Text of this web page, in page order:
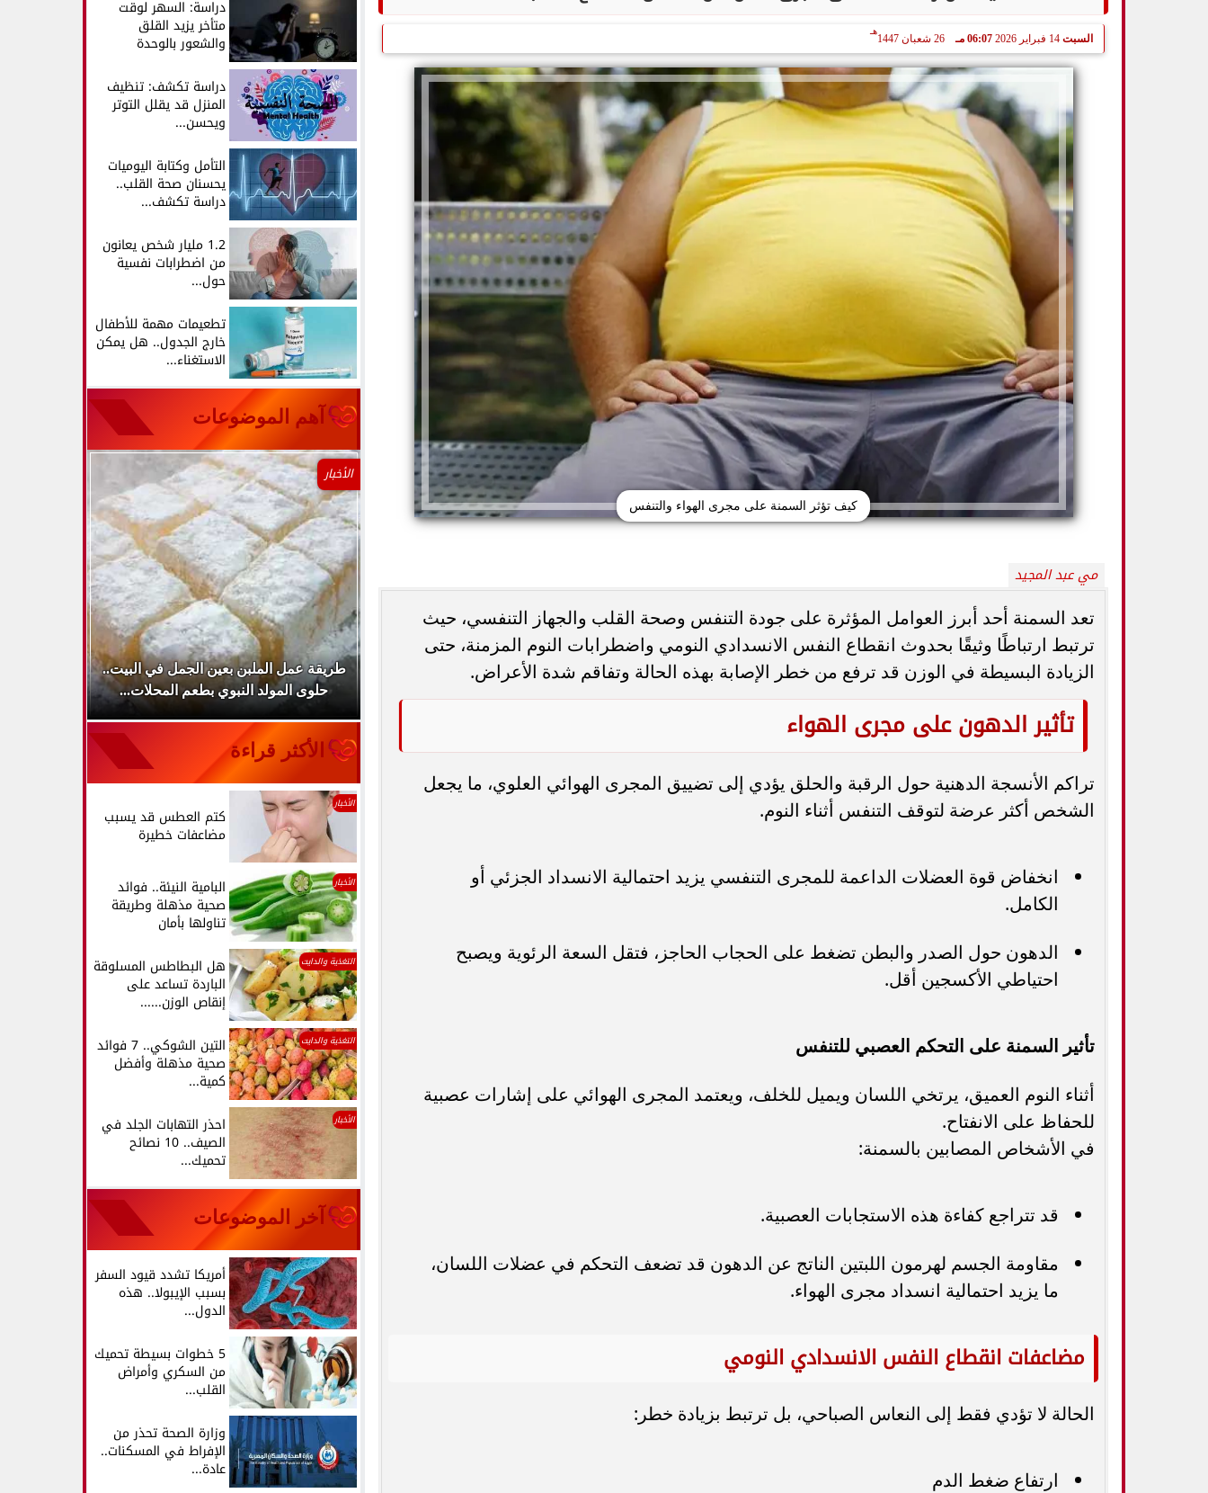
السبت 14 فبراير 2026 06:07 مـ 26 شعبان 1447
هـ
كيف تؤثر السمنة على مجرى الهواء والتنفس
مي عبد المجيد
تعد السمنة أحد أبرز العوامل المؤثرة على جودة التنفس وصحة القلب والجهاز التنفسي، حيث
ترتبط ارتباطًا وثيقًا بحدوث انقطاع النفس الانسدادي النومي واضطرابات النوم المزمنة، حتى
الزيادة البسيطة في الوزن قد ترفع من خطر الإصابة بهذه الحالة وتفاقم شدة الأعراض.
تأثير الدهون على مجرى الهواء
تراكم الأنسجة الدهنية حول الرقبة والحلق يؤدي إلى تضييق المجرى الهوائي العلوي، ما يجعل
الشخص أكثر عرضة لتوقف التنفس أثناء النوم.
انخفاض قوة العضلات الداعمة للمجرى التنفسي يزيد احتمالية الانسداد الجزئي أو
الكامل.
الدهون حول الصدر والبطن تضغط على الحجاب الحاجز، فتقل السعة الرئوية ويصبح
احتياطي الأكسجين أقل.
تأثير السمنة على التحكم العصبي للتنفس
أثناء النوم العميق، يرتخي اللسان ويميل للخلف، ويعتمد المجرى الهوائي على إشارات عصبية
للحفاظ على الانفتاح.
في الأشخاص المصابين بالسمنة:
قد تتراجع كفاءة هذه الاستجابات العصبية.
مقاومة الجسم لهرمون اللبتين الناتج عن الدهون قد تضعف التحكم في عضلات اللسان،
ما يزيد احتمالية انسداد مجرى الهواء.
مضاعفات انقطاع النفس الانسدادي النومي
الحالة لا تؤدي فقط إلى النعاس الصباحي، بل ترتبط بزيادة خطر:
ارتفاع ضغط الدم
دراسة: السهر لوقت
متأخر يزيد القلق
والشعور بالوحدة
دراسة تكشف: تنظيف
المنزل قد يقلل التوتر
ويحسن...
التأمل وكتابة اليوميات
يحسنان صحة القلب..
دراسة تكشف...
1.2 مليار شخص يعانون
من اضطرابات نفسية
حول...
تطعيمات مهمة للأطفال
خارج الجدول.. هل يمكن
الاستغناء...
آهم الموضوعات
أمريكا تشدد قيود السفر بسبب الإيبولا.. هذه
5 خطوات بسيطة تحميك من السكري
وزارة الصحة تحذر من الإفراط في
الأخبار
طريقة عمل الملبن بعين الجمل في البيت..
حلوى المولد النبوي بطعم المحلات...
الأكثر قراءة
الأخبار
كتم العطس قد يسبب
مضاعفات خطيرة
الأخبار البامية النيئة.. فوائد
صحية مذهلة وطريقة
تناولها بأمان
التغذية والدايت هل البطاطس المسلوقة
الباردة تساعد على
إنقاص الوزن......
التغذية والدايت التين الشوكي.. 7 فوائد
صحية مذهلة وأفضل
كمية...
الأخبار احذر التهابات الجلد في
الصيف.. 10 نصائح
تحميك...
آخر الموضوعات
أمريكا تشدد قيود السفر
بسبب الإيبولا.. هذه
الدول...
5 خطوات بسيطة تحميك
من السكري وأمراض
القلب...
وزارة الصحة تحذر من
الإفراط في المسكنات..
عادة...